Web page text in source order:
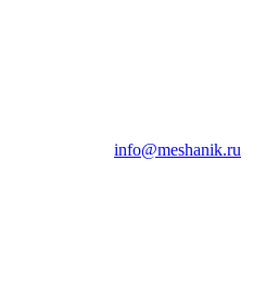
info@meshanik.ru